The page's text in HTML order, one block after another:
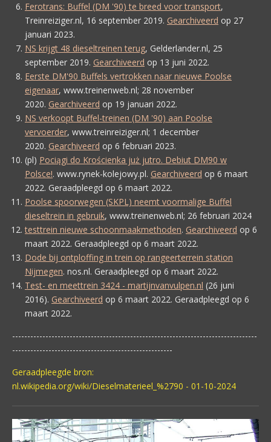
Ferotrans: Buffel (DM '90) te breed voor transport,
Treinreiziger.nl, 16 september 2019. Gearchiveerd op 27
januari 2023.
NS krijgt 48 dieseltreinen terug, Gelderlander.nl, 25
september 2019. Gearchiveerd op 13 juni 2022.
Eerste DM'90 Buffels vertrokken naar nieuwe Poolse
eigenaar, www.treinenweb.nl; 28 november
2020. Gearchiveerd op 19 januari 2022.
NS verkoopt Buffel-treinen (DM '90) aan Poolse
vervoerder, www.treinreiziger.nl; 1 december
2020. Gearchiveerd op 6 februari 2023.
(pl) Pociągi do Krościenka już jutro. Debiut DM90 w
Polsce!. www.rynek-kolejowy.pl. Gearchiveerd op 6 maart
2022. Geraadpleegd op 6 maart 2022.
Poolse spoorwegen (SKPL) neemt voormalige Buffel
dieseltrein in gebruik, www.treinenweb.nl; 26 februari 2024
testtrein nieuwe schoonmaakmethoden. Gearchiveerd op 6
maart 2022. Geraadpleegd op 6 maart 2022.
Dode bij ontploffing in trein op rangeerterrein station
Nijmegen. nos.nl. Geraadpleegd op 6 maart 2022.
Test- en meettrein 3424 - martijnvanvulpen.nl (26 juni
2016). Gearchiveerd op 6 maart 2022. Geraadpleegd op 6
maart 2022.
---------------------------------------------------------------------------------
-----------------------------------------------------
Geraadpleegde bron:
nl.wikipedia.org/wiki/Dieselmaterieel_%2790 - 01-10-2024